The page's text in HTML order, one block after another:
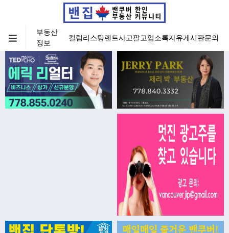
부동산
정보
컬럼리스팅렌트사고팔고업소록자유게시판문의